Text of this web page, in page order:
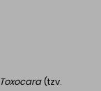
Toxocara(tzv.